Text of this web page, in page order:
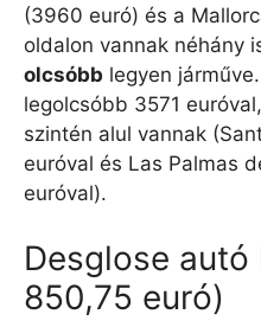
(3960 euró) és a
oldalon vannak néhány
olcsóbb legyen
legolcsóbb 3571
szintén alul vannak
euróval és Las Palmas
euróval).
Desglose
850,75 euró)